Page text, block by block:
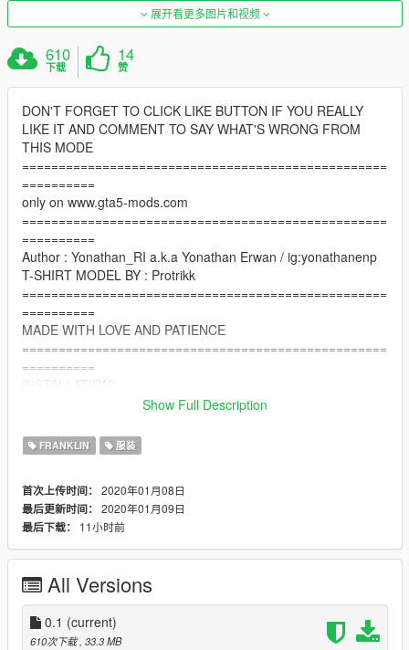
展开看更多图片和视频
610
下载
14
赞
DON'T FORGET TO CLICK LIKE BUTTON IF YOU REALLY
LIKE IT AND COMMENT TO SAY WHAT'S WRONG FROM
THIS MODE
==================================================
==========
only on www.gta5-mods.com
==================================================
==========
Author : Yonathan_RI a.k.a Yonathan Erwan / ig:yonathanenp
T-SHIRT MODEL BY : Protrikk
==================================================
==========
MADE WITH LOVE AND PATIENCE
==================================================
==========
Mods > x64v > models > cdimages > streamedpeds_players >
Replace to uppr_diff_0??_?_uni.ytd
==================================================
Show Full Description
FRANKLIN 服装
首次上传时间： 2020年01月08日
最后更新时间： 2020年01月09日
最后下载：
11小时前
All Versions
0.1 (current)
610次下载 , 33.3 MB